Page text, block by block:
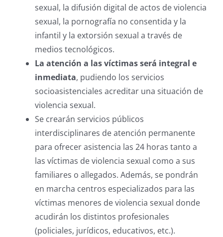
sexual, la difusión digital de actos de violencia
sexual, la pornografía no consentida y la
infantil y la extorsión sexual a través de
medios tecnológicos.
La atención a las víctimas será integral e
inmediata, pudiendo los servicios
socioasistenciales acreditar una situación de
violencia sexual.
Se crearán servicios públicos
interdisciplinares de atención permanente
para ofrecer asistencia las 24 horas tanto a
las víctimas de violencia sexual como a sus
familiares o allegados. Además, se pondrán
en marcha centros especializados para las
víctimas menores de violencia sexual donde
acudirán los distintos profesionales
(policiales, jurídicos, educativos, etc.).